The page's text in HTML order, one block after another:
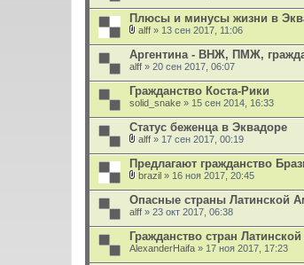
Плюсы и минусы жизни в
л
о
ж
е
н
и
alff » 13 сен 2017, 11:06
Аргентина - ВНЖ, ПМЖ,
alff » 20 сен 2017, 06:07
Гражданство Коста-Рики
solid_snake » 15 сен 2014, 16:33
Статус беженца в Эквадоре
л
о
ж
е
н
и
alff » 17 сен 2017, 00:19
Предлагают гражданство
л
о
ж
е
н
и
brazil » 16 ноя 2017, 20:45
Опасные страны Латинской
alff » 23 окт 2017, 06:38
Гражданство стран
AlexanderHaifa » 17 ноя 2017, 17:23